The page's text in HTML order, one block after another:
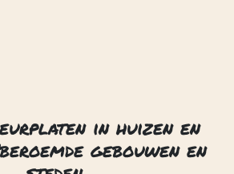
in huizen en
gebouwen en